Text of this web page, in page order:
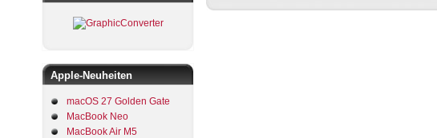
Apple-Neuheiten
macOS 27 Golden Gate
MacBook Neo
MacBook Air M5